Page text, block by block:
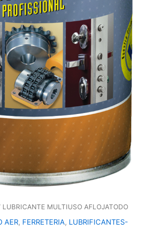
LUBRICANTE MULTIUSO AFLOJATODO
AER, FERRETERIA, LUBRIFICANTES-